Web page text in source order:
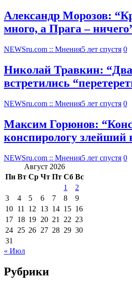
Александр Морозов:
много, а Прага –
NEWSru.com :: Мнения5 лет спустя 0
Николай Травкин:
встретились
NEWSru.com :: Мнения5 лет спустя 0
Максим Горюнов:
конспирологу злейший
NEWSru.com :: Мнения5 лет спустя 0
Август 2026
Пн Вт Ср Чт Пт Сб Вс
1
2
3
4 5 6 7 8
9
10 11 12 13 14 15 16
17 18 19 20 21 22 23
24 25 26 27 28 29 30
31
« Июл
Рубрики